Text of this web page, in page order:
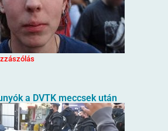
a DVTK meccsek után